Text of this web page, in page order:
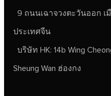
9 ถนนเฉาจวงตะวันออก เ
ประเทศจีน
บริษัท HK: 14b Wing
Sheung Wan ฮ่องกง